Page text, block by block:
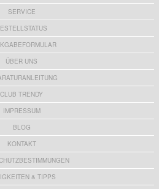
SERVICE
ÜBER UNS
CLUB TRENDY
IMPRESSUM
BLOG
KONTAKT
& TIPPS